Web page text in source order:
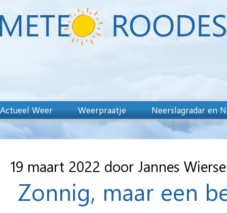
Actueel Weer Weerpraatje Neerslagradar en
19 maart 2022 door Jannes
Zonnig, maar een